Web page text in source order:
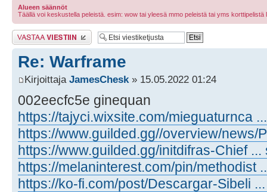
Alueen säännöt
Täällä voi keskustella peleistä. esim: wow tai yleesä mmo peleistä tai yms korttipelistä
Lähetä vastaus
Re: Warframe
Kirjoittaja JamesChesk » 15.05.2022 01:24
002eecfc5e ginequan
https://tajyci.wixsite.com/mieguaturnca
https://www.guilded.gg//overview/news/
https://www.guilded.gg/initdifras-Chief
https://melaninterest.com/pin/methodist
https://ko-fi.com/post/Descargar-Sibeli